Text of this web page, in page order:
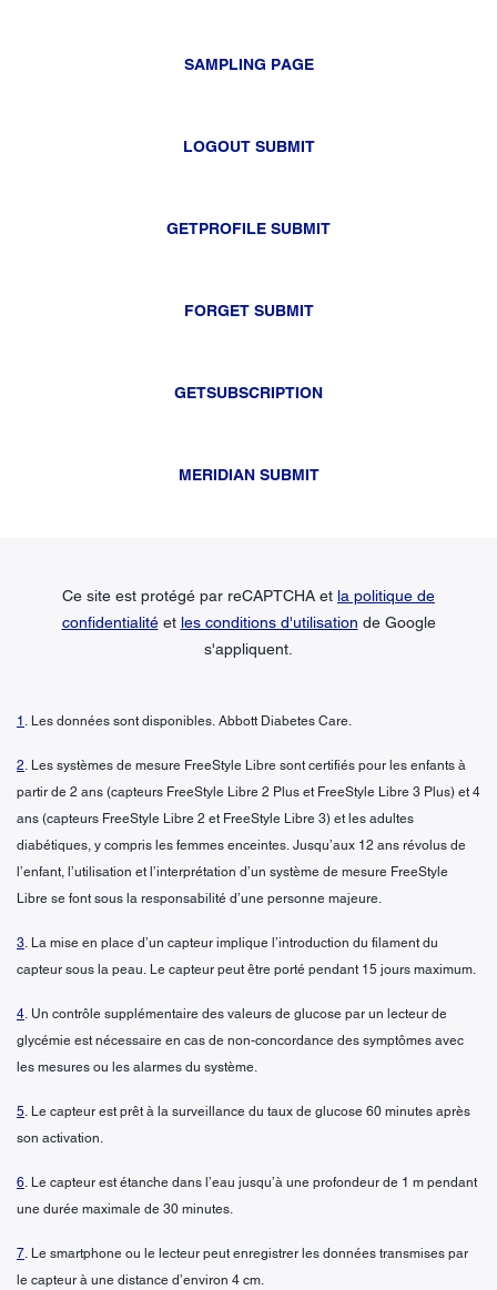
SAMPLING PAGE
LOGOUT SUBMIT
GETPROFILE SUBMIT
FORGET SUBMIT
GETSUBSCRIPTION
MERIDIAN SUBMIT
Ce site est protégé par reCAPTCHA et la politique de
confidentialitéet les conditions d'utilisation de Google
s'appliquent.
1 . Les données sont disponibles. Abbott Diabetes Care.
2. Les systèmes de mesure FreeStyle Libre sont certifiés pour les enfants à
partir de 2 ans (capteurs FreeStyle Libre 2 Plus et FreeStyle Libre 3 Plus) et 4
ans (capteurs FreeStyle Libre 2 et FreeStyle Libre 3) et les adultes
diabétiques, y compris les femmes enceintes. Jusqu’aux 12 ans révolus de
l’enfant, l’utilisation et l’interprétation d’un système de mesure FreeStyle
Libre se font sous la responsabilité d’une personne majeure.
3. La mise en place d’un capteur implique l’introduction du filament du
capteur sous la peau. Le capteur peut être porté pendant 15 jours maximum.
4. Un contrôle supplémentaire des valeurs de glucose par un lecteur de
glycémie est nécessaire en cas de non-concordance des symptômes avec
les mesures ou les alarmes du système.
5. Le capteur est prêt à la surveillance du taux de glucose 60 minutes après
son activation.
6. Le capteur est étanche dans l’eau jusqu’à une profondeur de 1 m pendant
une durée maximale de 30 minutes.
7. Le smartphone ou le lecteur peut enregistrer les données transmises par
le capteur à une distance d’environ 4 cm.